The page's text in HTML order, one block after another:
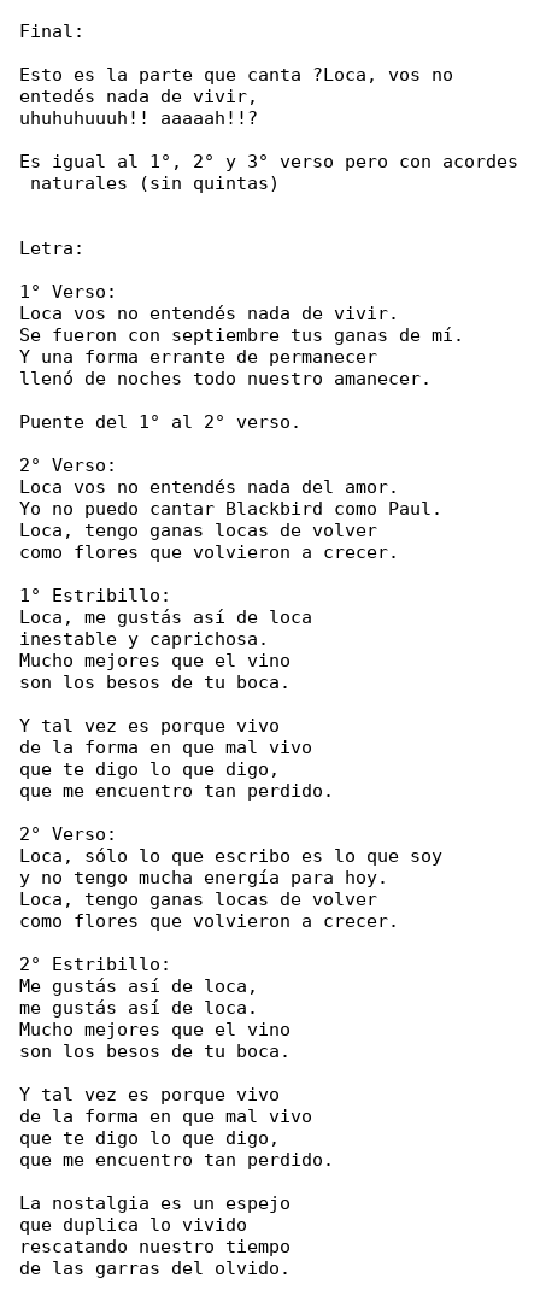
Final:
Esto es la parte que canta ?Loca, vos no
entedés nada de vivir,
uhuhuhuuuh!! aaaaah!!?
Es igual al 1°, 2° y 3° verso pero con acordes
naturales (sin quintas)
Letra:
1° Verso:
Loca vos no entendés nada de vivir.
Se fueron con septiembre tus ganas de mí.
Y una forma errante de permanecer
llenó de noches todo nuestro amanecer.
Puente del 1° al 2° verso.
2° Verso:
Loca vos no entendés nada del amor.
Yo no puedo cantar Blackbird como Paul.
Loca, tengo ganas locas de volver
como flores que volvieron a crecer.
1° Estribillo:
Loca, me gustás así de loca
inestable y caprichosa.
Mucho mejores que el vino
son los besos de tu boca.
Y tal vez es porque vivo
de la forma en que mal vivo
que te digo lo que digo,
que me encuentro tan perdido.
2° Verso:
Loca, sólo lo que escribo es lo que soy
y no tengo mucha energía para hoy.
Loca, tengo ganas locas de volver
como flores que volvieron a crecer.
2° Estribillo:
Me gustás así de loca,
me gustás así de loca.
Mucho mejores que el vino
son los besos de tu boca.
Y tal vez es porque vivo
de la forma en que mal vivo
que te digo lo que digo,
que me encuentro tan perdido.
La nostalgia es un espejo
que duplica lo vivido
rescatando nuestro tiempo
de las garras del olvido.